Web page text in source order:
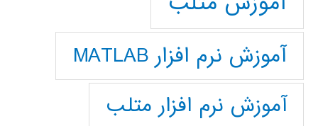
آموزش نرم افزار MATLAB
آموزش نرم افزار متلب